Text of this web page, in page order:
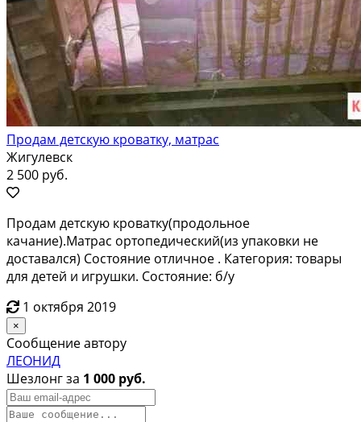
Продам детскую кроватку, матрас
Жигулевск
2 500 руб.
Продам детскую кроватку(продольное
качание).Матрас ортопедический(из упаковки не
доставался) Состояние отличное . Категория: товары
для детей и игрушки. Состояние: б/у
1 октября 2019
×
Сообщение автору
ЛЕОНИД
Шезлонг за 1 000 руб.